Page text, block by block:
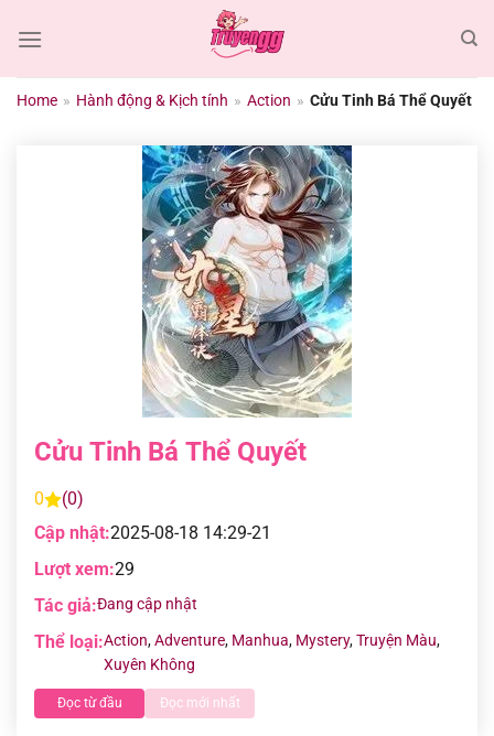
đến
dungHome » Hành động & Kịch tính » Action » Cửu Tinh Bá Thể Quyết
Cửu Tinh Bá Thể Quyết
0
(0)
Cập nhật:2025-08-18 14:29-21
Lượt xem:29
Tác giả:Đang cập nhật
Thể loại:Action,Adventure, Manhua, Mystery,Truyện Màu,
Xuyên Không
Đọc từ đầu Đọc mới nhất